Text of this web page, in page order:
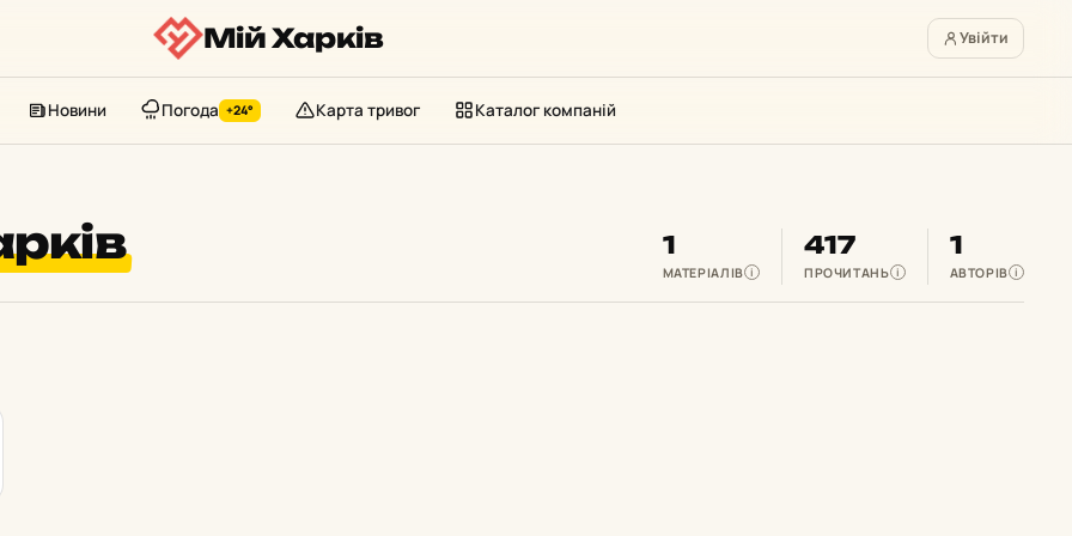
Мій Харків Увійти
Новини Погода +24° Карта тривог Каталог компаній
1
МАТЕРІАЛІВ i
417
ПРОЧИТАНЬ i
1
АВТОРІВ i